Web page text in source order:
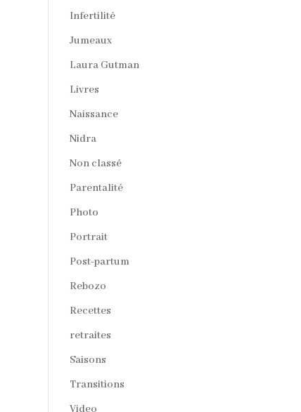
Infertilité
Jumeaux
Laura Gutman
Livres
Naissance
Nidra
Non classé
Parentalité
Photo
Portrait
Post-partum
Rebozo
Recettes
retraites
Saisons
Transitions
Video